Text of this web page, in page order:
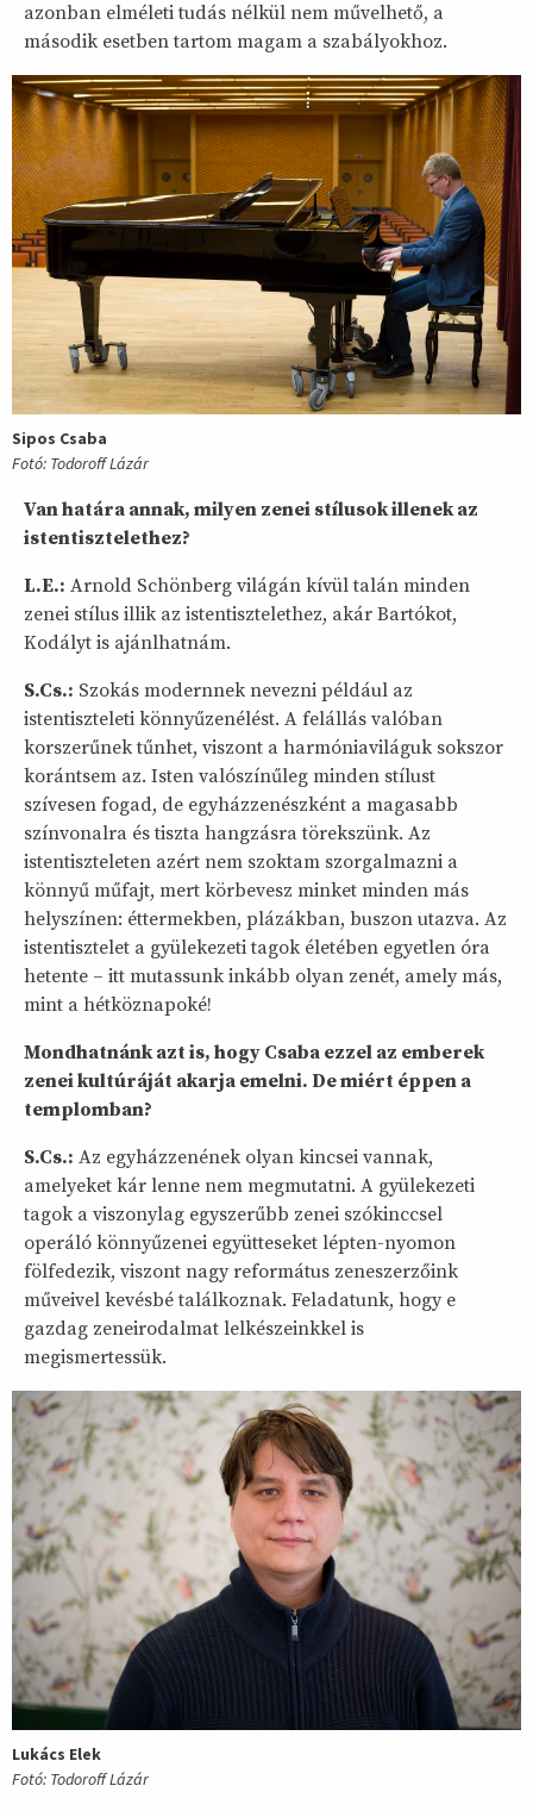
azonban elméleti tudás nélkül nem művelhető, a
második esetben tartom magam a szabályokhoz.
Sipos Csaba
Fotó: Todoroff Lázár
Van határa annak, milyen zenei stílusok illenek az
istentisztelethez?
L.E.: Arnold Schönberg világán kívül talán minden
zenei stílus illik az istentisztelethez, akár Bartókot,
Kodályt is ajánlhatnám.
S.Cs.: Szokás modernnek nevezni például az
istentiszteleti könnyűzenélést. A felállás valóban
korszerűnek tűnhet, viszont a harmóniaviláguk sokszor
korántsem az. Isten valószínűleg minden stílust
szívesen fogad, de egyházzenészként a magasabb
színvonalra és tiszta hangzásra törekszünk. Az
istentiszteleten azért nem szoktam szorgalmazni a
könnyű műfajt, mert körbevesz minket minden más
helyszínen: éttermekben, plázákban, buszon utazva. Az
istentisztelet a gyülekezeti tagok életében egyetlen óra
hetente – itt mutassunk inkább olyan zenét, amely más,
mint a hétköznapoké!
Mondhatnánk azt is, hogy Csaba ezzel az emberek
zenei kultúráját akarja emelni. De miért éppen a
templomban?
S.Cs.: Az egyházzenének olyan kincsei vannak,
amelyeket kár lenne nem megmutatni. A gyülekezeti
tagok a viszonylag egyszerűbb zenei szókinccsel
operáló könnyűzenei együtteseket lépten-nyomon
fölfedezik, viszont nagy református zeneszerzőink
műveivel kevésbé találkoznak. Feladatunk, hogy e
gazdag zeneirodalmat lelkészeinkkel is
megismertessük.
Lukács Elek
Fotó: Todoroff Lázár